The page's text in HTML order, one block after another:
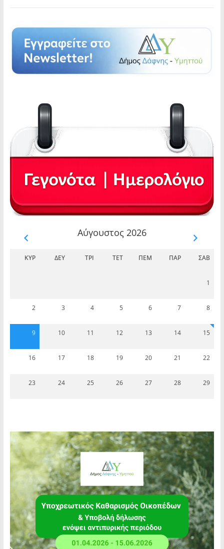
Αύγουστος 2026
ΚΥΡ ΔΕΥ ΤΡΊ ΤΕΤ ΠΈΜ ΠΑΡ ΣΆΒ
1
2 3 4 5 6 7 8
9 10 11 12 13 14 15
16 17 18 19 20 21 22
23 24 25 26 27 28 29